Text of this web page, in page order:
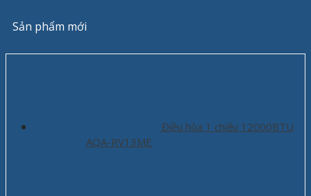
Sản phẩm mới
Điều hòa 1 chiều 12000BTU
AQA-RV13ME